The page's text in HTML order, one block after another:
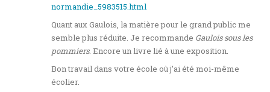
normandie_5983515.html
Quant aux Gaulois, la matière pour le grand public me
semble plus réduite. Je recommande Gaulois sous les
pommiers. Encore un livre lié à une exposition.
Bon travail dans votre école où j’ai été moi-même
écolier.